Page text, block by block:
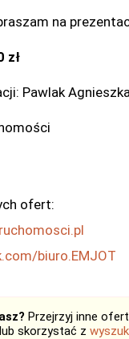
na
zł
Pawlak
ofert:
biuro.EMJOT
Przejrzyj inne
lub skorzystać z